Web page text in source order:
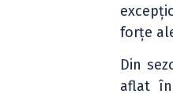
forțe
Din
aflat